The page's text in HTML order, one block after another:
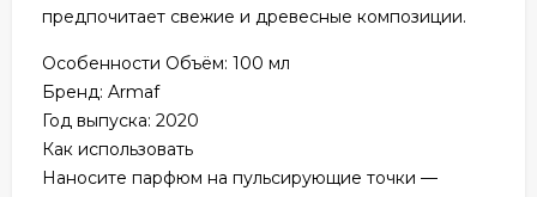
предпочитает свежие и древесные композиции.
Особенности Объём: 100 мл
Бренд: Armaf
Год выпуска: 2020
Как использовать
Наносите парфюм на пульсирующие точки —